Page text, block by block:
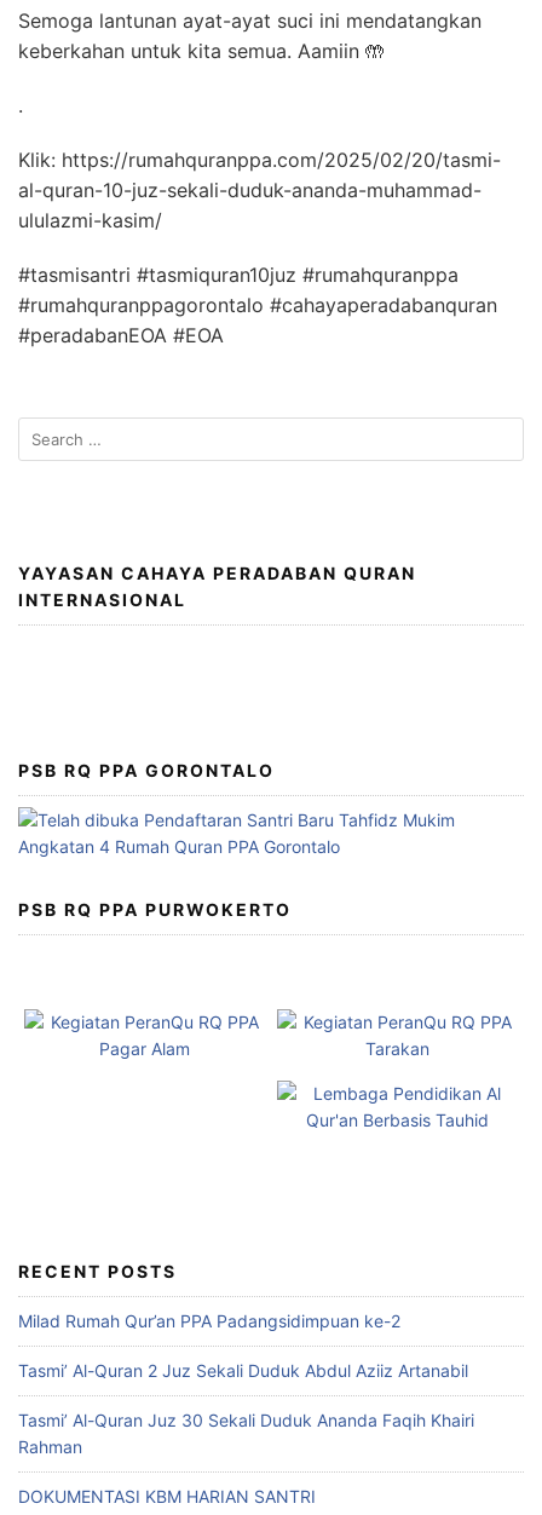
Semoga lantunan ayat-ayat suci ini mendatangkan
keberkahan untuk kita semua. Aamiin 🤲
.
Klik: https://rumahquranppa.com/2025/02/20/tasmi-
al-quran-10-juz-sekali-duduk-ananda-muhammad-
ululazmi-kasim/
#tasmisantri #tasmiquran10juz #rumahquranppa
#rumahquranppagorontalo #cahayaperadabanquran
#peradabanEOA #EOA
Search
for:
YAYASAN CAHAYA PERADABAN QURAN
INTERNASIONAL
PSB RQ PPA GORONTALO
PSB RQ PPA PURWOKERTO
RECENT POSTS
Milad Rumah Qur’an PPA Padangsidimpuan ke-2
Tasmi’ Al-Quran 2 Juz Sekali Duduk Abdul Aziiz Artanabil
Tasmi’ Al-Quran Juz 30 Sekali Duduk Ananda Faqih Khairi
Rahman
DOKUMENTASI KBM HARIAN SANTRI